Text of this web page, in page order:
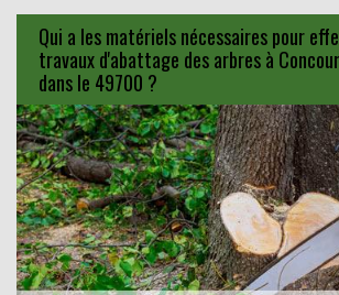
Qui a les matériels nécessaires pour
travaux d'abattage des arbres à
dans le 49700 ?